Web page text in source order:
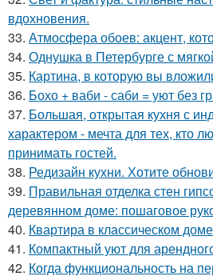
вдохновения.
33. Атмосфера обоев: акцент,
34. Однушка в Петербурге с
35. Картина, в которую вы
36. Бохо + ваби - саби = уют без
37. Большая, открытая кухня с
характером - мечта для тех, кто
принимать гостей.
38. Редизайн кухни. Хотите
39. Правильная отделка стен
деревянном доме: пошаговое
40. Квартира в классическом
41. Компактный уют для
42. Когда функциональность на